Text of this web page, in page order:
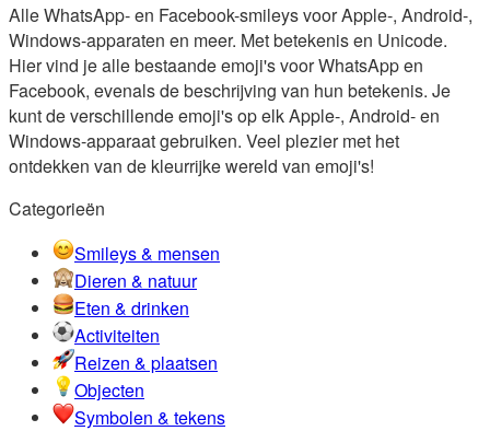
Alle WhatsApp- en Facebook-smileys voor Apple-, Android-,
Windows-apparaten en meer. Met betekenis en Unicode.
Hier vind je alle bestaande emoji's voor WhatsApp en
Facebook, evenals de beschrijving van hun betekenis. Je
kunt de verschillende emoji's op elk Apple-, Android- en
Windows-apparaat gebruiken. Veel plezier met het
ontdekken van de kleurrijke wereld van emoji's!
Categorieën
Smileys & mensen
Dieren & natuur
Eten & drinken
Activiteiten
Reizen & plaatsen
Objecten
Symbolen & tekens